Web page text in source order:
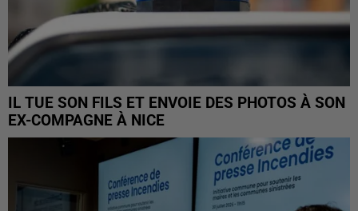
IL TUE SON FILS ET ENVOIE DES PHOTOS À SON
EX-COMPAGNE À NICE